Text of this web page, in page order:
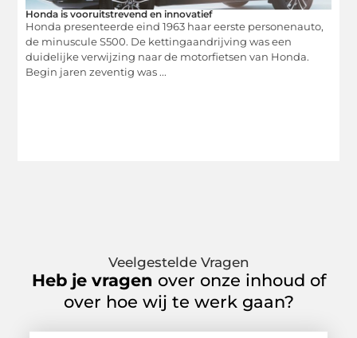
Honda is vooruitstrevend en innovatief
Honda presenteerde eind 1963 haar eerste personenauto,
de minuscule S500. De kettingaandrijving was een
duidelijke verwijzing naar de motorfietsen van Honda.
Begin jaren zeventig was ...
Veelgestelde Vragen
Heb je vragen over onze inhoud of
over hoe wij te werk gaan?